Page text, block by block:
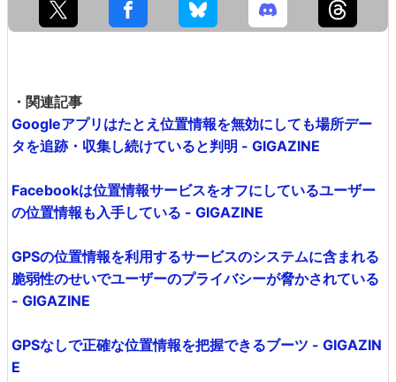
・関連記事
Googleアプリはたとえ位置情報を無効にしても場所デー
タを追跡・収集し続けていると判明 - GIGAZINE
Facebookは位置情報サービスをオフにしているユーザー
の位置情報も入手している - GIGAZINE
GPSの位置情報を利用するサービスのシステムに含まれる
脆弱性のせいでユーザーのプライバシーが脅かされている
- GIGAZINE
GPSなしで正確な位置情報を把握できるブーツ - GIGAZIN
E